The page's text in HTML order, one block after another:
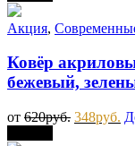
Акция,
Ковёр
бежевый,
от 620руб. 348руб.